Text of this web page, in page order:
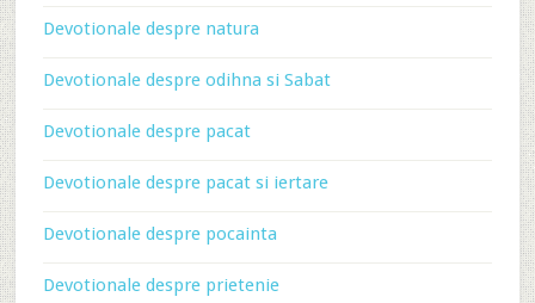
Devotionale despre natura
Devotionale despre odihna si Sabat
Devotionale despre pacat
Devotionale despre pacat si iertare
Devotionale despre pocainta
Devotionale despre prietenie